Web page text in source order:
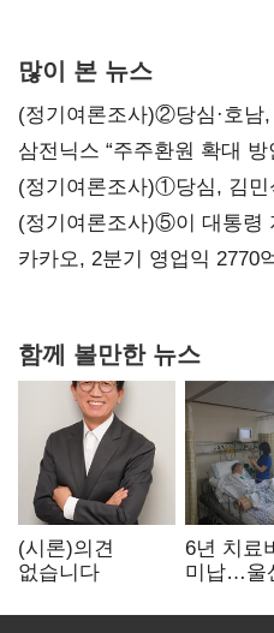
많이 본 뉴스
(정기여론조사)②당심·호남
삼전닉스 “주주환원 확대
보내
(정기여론조사)①당심, 김
지지도 '50% 아래로'(종합)
(정기여론조사)⑤이 대통령
만에 다시 40%대
카카오, 2분기 영업익 2770
함께 볼만한 뉴스
(시론)의견
없습니다
6년 치료
미납…울
대응 매